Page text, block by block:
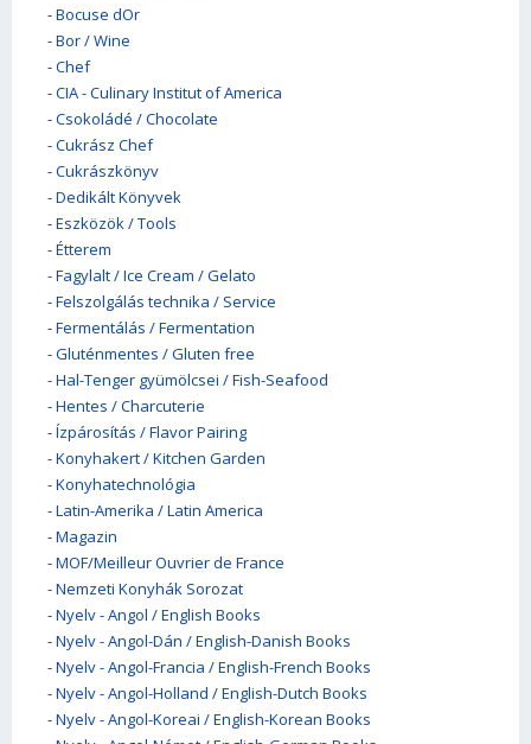
-Bocuse dOr
-Bor / Wine
-Chef
-CIA - Culinary Institut of America
-Csokoládé / Chocolate
-Cukrász Chef
-Cukrászkönyv
-Dedikált Könyvek
-Eszközök / Tools
-Étterem
-Fagylalt / Ice Cream / Gelato
-Felszolgálás technika / Service
-Fermentálás / Fermentation
-Gluténmentes / Gluten free
-Hal-Tenger gyümölcsei / Fish-Seafood
-Hentes / Charcuterie
-Ízpárosítás / Flavor Pairing
-Konyhakert / Kitchen Garden
-Konyhatechnológia
-Latin-Amerika / Latin America
-Magazin
-MOF/Meilleur Ouvrier de France
-Nemzeti Konyhák Sorozat
-Nyelv - Angol / English Books
-Nyelv - Angol-Dán / English-Danish Books
-Nyelv - Angol-Francia / English-French Books
-Nyelv - Angol-Holland / English-Dutch Books
-Nyelv - Angol-Koreai / English-Korean Books